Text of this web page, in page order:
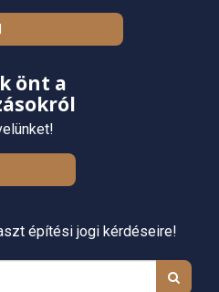
önt a
építési jogi kérdéseire!